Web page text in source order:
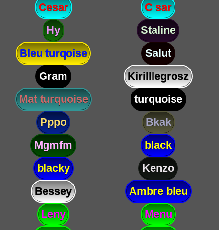
Cesar
C sar
Hy
Staline
Bleu turqoise
Salut
Gram
Kirilllegrosz
Mat turquoise
turquoise
Pppo
Bkak
Mgmfm
black
blacky
Kenzo
Bessey
Ambre bleu
Leny
Menu